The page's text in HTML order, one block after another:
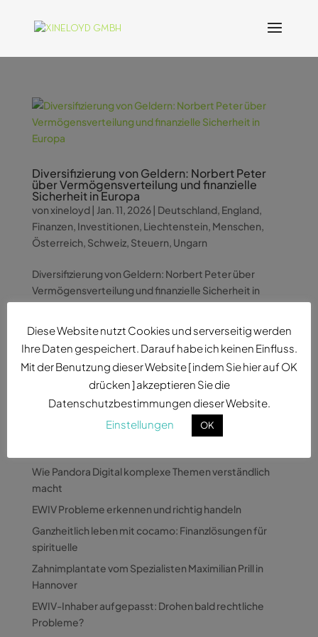
Diversifizierung von Geldern: Norbert Peter
über Vermögensverteilung und finanzielle
Sicherheit in Europa
vonxineloyd| Jan. 11, 2026| Deutschland, England,
Finanzen, Investitionen, Liechtenstein, Menschen,
Österreich, Schweiz, Steuern, Ungarn
Diversifizierung von Geldern: Norbert Peter über
Vermögensverteilung und finanzielle Sicherheit in
Europa In einer Zeit, in der wirtschaftliche
Normalität geworden sind, stellt sich für viele
Vermögensinhaber eine...
Wie Pandora Digital komplexe Themen verständlich
macht
EWIV Probleme erkennen und richtig handeln
Ganzheitlich leben mit cocamo: Finanzlösungen für
spirituelle
Zahnimplantate vom Spezialisten Maximilian Prill in
Hannover
EWIV-Inhaber aufgepasst: Drohen bald rechtliche
Probleme?
Diese Website nutzt Cookies und serverseitig werden
Ihre Daten gespeichert. Darauf habe ich keinen Einfluss.
Mit der Benutzung dieser Website [ indem Sie hier auf OK
drücken ] akzeptieren Sie die
Datenschutzbestimmungen dieser Website.
Einstellungen
OK